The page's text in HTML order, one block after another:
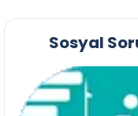
Sosyal